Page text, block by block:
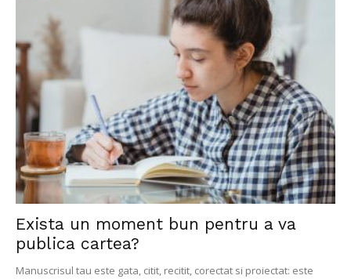
Exista un moment bun pentru a va
publica cartea?
Manuscrisul tau este gata, citit, recitit, corectat si proiectat: este